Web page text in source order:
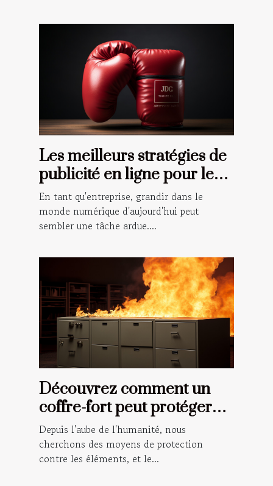
Les meilleurs stratégies de
publicité en ligne pour les
petites entreprises
En tant qu'entreprise, grandir dans le
monde numérique d'aujourd'hui peut
sembler une tâche ardue....
Découvrez comment un
coffre-fort peut protéger
vos documents importants
en cas d'incendie
Depuis l'aube de l'humanité, nous
cherchons des moyens de protection
contre les éléments, et le...